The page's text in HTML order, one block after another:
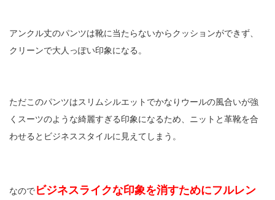
アンクル丈のパンツは靴に当たらないからクッションができず、
クリーンで大人っぽい印象になる。
ただこのパンツはスリムシルエットでかなりウールの風合いが強
くスーツのような綺麗すぎる印象になるため、ニットと革靴を合
わせるとビジネススタイルに見えてしまう。
なのでビジネスライクな印象を消すためにフルレン